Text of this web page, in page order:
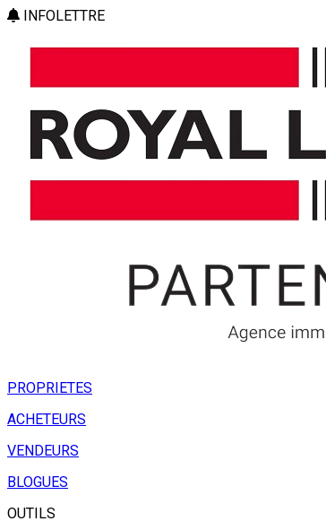
INFOLETTRE
PROPRIETES
ACHETEURS
VENDEURS
BLOGUES
OUTILS